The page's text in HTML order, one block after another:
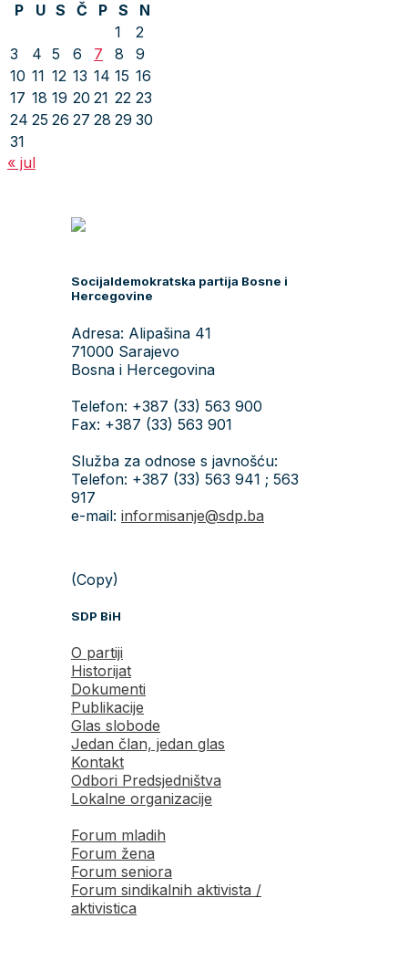
P
U S Č P S
N
1
2
3
4 5 6 7 8
9
10 11 12 13 14 15 16
17 18 19 20 21 22 23
24 25 26 27 28 29 30
31
« jul
Socijaldemokratska partija Bosne i
Hercegovine
Adresa: Alipašina 41
71000 Sarajevo
Bosna i Hercegovina
Telefon: +387 (33) 563 900
Fax: +387 (33) 563 901
Služba za odnose s javnošću:
Telefon: +387 (33) 563 941 ; 563
917
e-mail: informisanje@sdp.ba
(Copy)
SDP BiH
O partiji
Historijat
Dokumenti
Publikacije
Glas slobode
Jedan član, jedan glas
Kontakt
Odbori Predsjedništva
Lokalne organizacije
Forum mladih
Forum žena
Forum seniora
Forum sindikalnih aktivista /
aktivistica